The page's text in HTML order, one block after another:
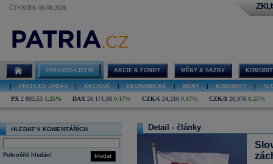
ČTVRTEK 06.08.2026
ZPRAVODAJSTVÍ AKCIE & FONDY MĚNY & SAZBY
PŘEHLED ZPRÁV AKCIOVÉ EKONOMICKÉ MĚNY KOMODITY
PX 2 803,53 1,25% DAX 26 171,88 0,17% CZK/€ 24,216 0,17% CZK/$ 20,978 0,25%
HLEDAT V KOMENTÁŘÍCH
hledat
Pokročilé hledání
Detail - články